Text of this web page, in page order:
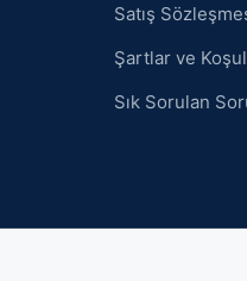
Satış
Şartlar ve
Sık Sorulan